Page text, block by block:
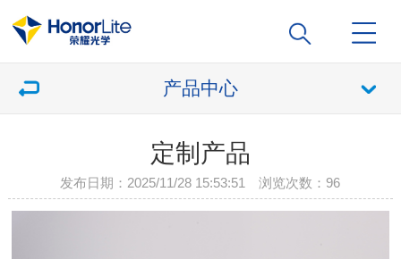
产品中心
定制产品
发布日期：2025/11/28 15:53:51 浏览次数： 96